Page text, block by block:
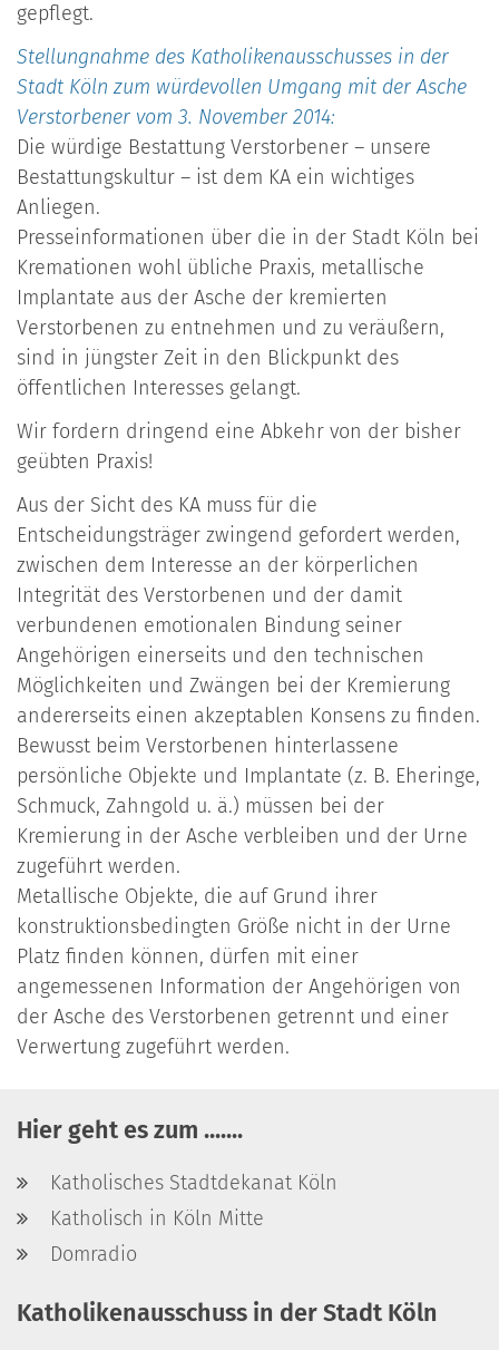
gepflegt.
Stellungnahme des Katholikenausschusses in der
Stadt Köln zum würdevollen Umgang mit der Asche
Verstorbener vom 3. November 2014:
Die würdige Bestattung Verstorbener – unsere
Bestattungskultur – ist dem KA ein wichtiges
Anliegen.
Presseinformationen über die in der Stadt Köln bei
Kremationen wohl übliche Praxis, metallische
Implantate aus der Asche der kremierten
Verstorbenen zu entnehmen und zu veräußern,
sind in jüngster Zeit in den Blickpunkt des
öffentlichen Interesses gelangt.
Wir fordern dringend eine Abkehr von der bisher
geübten Praxis!
Aus der Sicht des KA muss für die
Entscheidungsträger zwingend gefordert werden,
zwischen dem Interesse an der körperlichen
Integrität des Verstorbenen und der damit
verbundenen emotionalen Bindung seiner
Angehörigen einerseits und den technischen
Möglichkeiten und Zwängen bei der Kremierung
andererseits einen akzeptablen Konsens zu finden.
Bewusst beim Verstorbenen hinterlassene
persönliche Objekte und Implantate (z. B. Eheringe,
Schmuck, Zahngold u. ä.) müssen bei der
Kremierung in der Asche verbleiben und der Urne
zugeführt werden.
Metallische Objekte, die auf Grund ihrer
konstruktionsbedingten Größe nicht in der Urne
Platz finden können, dürfen mit einer
angemessenen Information der Angehörigen von
der Asche des Verstorbenen getrennt und einer
Verwertung zugeführt werden.
Hier geht es zum .......
Katholisches Stadtdekanat Köln
Katholisch in Köln Mitte
Domradio
Katholikenausschuss in der Stadt Köln